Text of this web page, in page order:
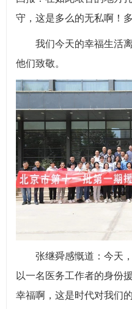
守，这是多么的无私啊！
我们今天的幸福生活
他们致敬。
张继舜感慨道：今天
以一名医务工作者的身份
幸福啊，这是时代对我们